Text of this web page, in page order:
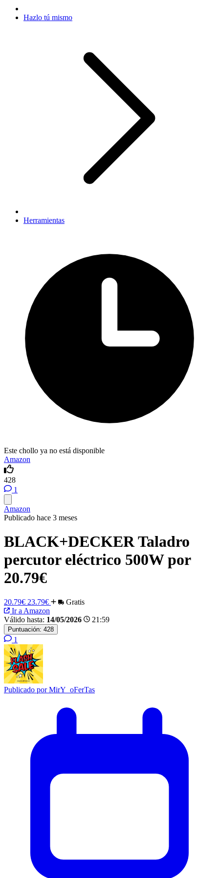
Hazlo tú mismo
Herramientas
Este chollo ya no está disponible
Amazon
428
1
Amazon
Publicado hace 3 meses
BLACK+DECKER Taladro
percutor eléctrico 500W por
20.79€
20.79€ 23.79€
Gratis
Ir a Amazon
Válido hasta: 14/05/2026 21:59
Puntuación: 428
1
Publicado porMirY_oFerTas